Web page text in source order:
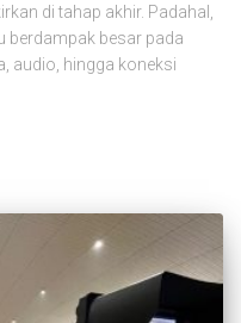
di tahap akhir. Padahal,
berdampak besar pada
audio, hingga koneksi